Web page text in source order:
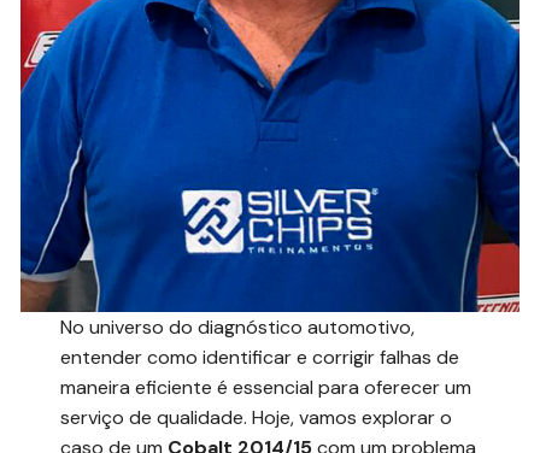
No universo do diagnóstico automotivo,
entender como identificar e corrigir falhas de
maneira eficiente é essencial para oferecer um
serviço de qualidade. Hoje, vamos explorar o
caso de um Cobalt 2014/15com um problema